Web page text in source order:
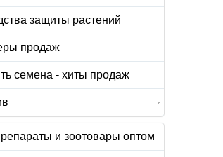
защиты растений
продаж
семена - хиты продаж
и зоотовары оптом